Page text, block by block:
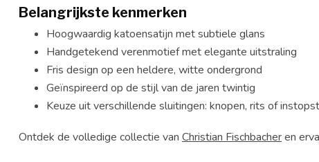
Belangrijkste kenmerken
Hoogwaardig katoensatijn met subtiele glans
Handgetekend verenmotief met elegante uitstraling
Fris design op een heldere, witte ondergrond
Geïnspireerd op de stijl van de jaren twintig
Keuze uit verschillende sluitingen: knopen, rits of
Ontdek de volledige collectie van Christian Fischbacheren